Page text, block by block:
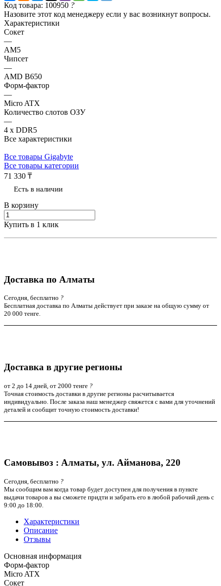
Код товара: 100950 ?
Назовите этот код менеджеру если у вас возникнут вопросы.
Характеристики
Сокет
—
AM5
Чипсет
—
AMD B650
Форм-фактор
—
Micro ATX
Количество слотов ОЗУ
—
4 x DDR5
Все характеристики
Все товары Gigabyte
Все товары категории
71 330 ₸
Есть в наличии
В корзину
Купить в 1 клик
Доставка по Алматы
Сегодня, бесплатно ?
Бесплатная доставка по Алматы действует при заказе на общую сумму от
20 000 тенге.
Доставка в другие регионы
от 2 до 14 дней, от 2000 тенге ?
Точная стоимость доставки в другие регионы расчитывается
индивидуально. После заказа наш менеджер свяжется с вами для уточнений
деталей и сообщит точную стоимость доставки!
Самовывоз : Алматы, ул. Айманова, 220
Сегодня, бесплатно ?
Мы сообщим вам когда товар будет доступен для получения в пункте
выдачи товаров а вы сможете придти и забрать его в любой рабочий день с
9:00 до 18:00.
Характеристики
Описание
Отзывы
Основная информация
Форм-фактор
Micro ATX
Сокет